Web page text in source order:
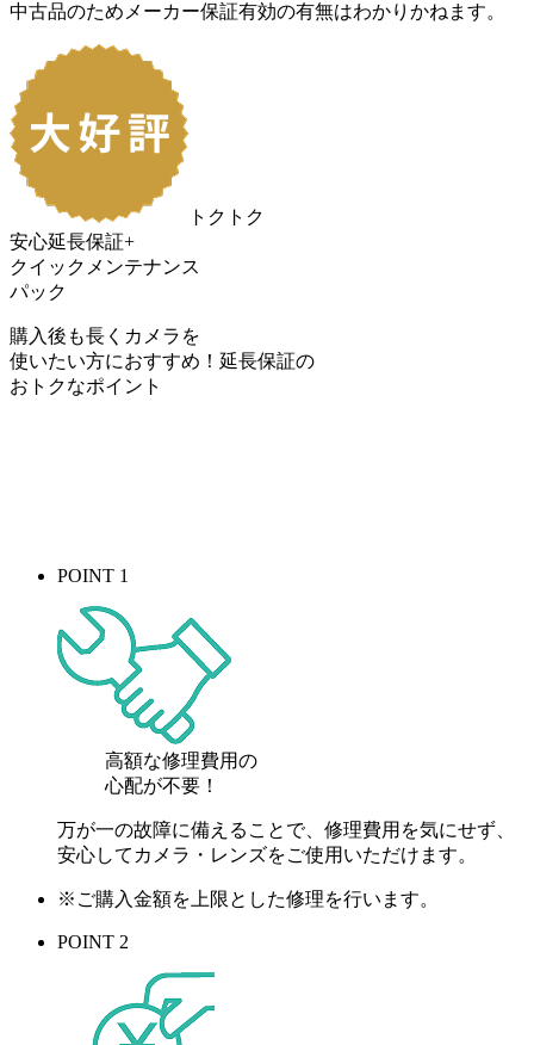
中古品のためメーカー保証有効の有無はわかりかねます。
トクトク
安心延長保証+
クイックメンテナンス
パック
購入後も長くカメラを
使いたい方におすすめ！ 延長保証の
おトクなポイント
POINT 1
高額な修理費用の
心配が不要！
万が一の故障に備えることで、修理費用を気にせず、
安心してカメラ・レンズをご使用いただけます。
※ご購入金額を上限とした修理を行います。
POINT 2